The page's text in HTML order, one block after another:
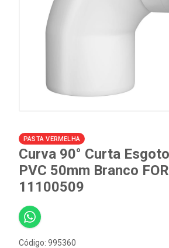
PASTA VERMELHA
Curva 90° Curta
PVC 50mm Branco
11100509
Código: 995360